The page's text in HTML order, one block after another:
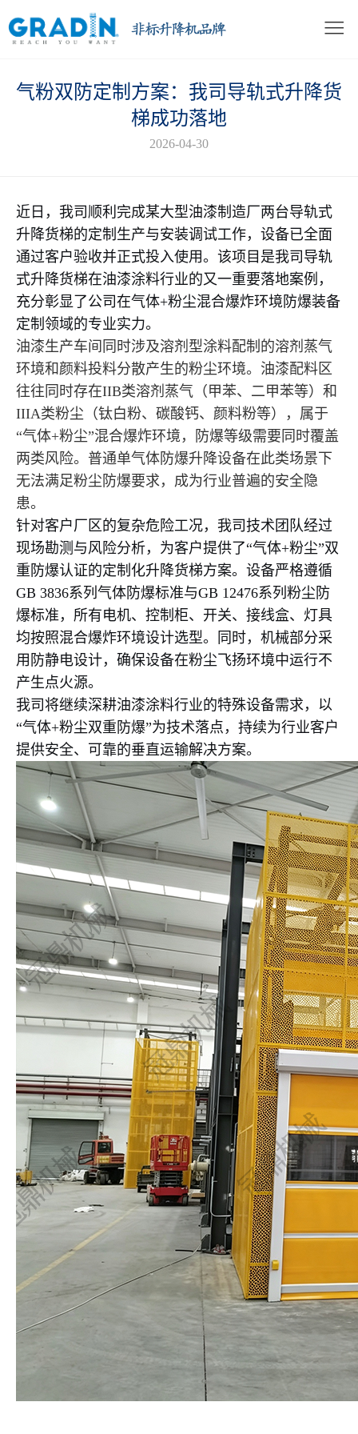
气粉双防定制方案：我司导轨式升降货
梯成功落地
2026-04-30
近日，我司顺利完成某大型油漆制造厂两台导轨式
升降货梯的定制生产与安装调试工作，设备已全面
通过客户验收并正式投入使用。该项目是我司导轨
式升降货梯在油漆涂料行业的又一重要落地案例，
充分彰显了公司在气体+粉尘混合爆炸环境防爆装备
定制领域的专业实力。
油漆生产车间同时涉及溶剂型涂料配制的溶剂蒸气
环境和颜料投料分散产生的粉尘环境。油漆配料区
往往同时存在IIB类溶剂蒸气（甲苯、二甲苯等）和
IIIA类粉尘（钛白粉、碳酸钙、颜料粉等），属于
“气体+粉尘”混合爆炸环境，防爆等级需要同时覆盖
两类风险。普通单气体防爆升降设备在此类场景下
无法满足粉尘防爆要求，成为行业普遍的安全隐
患。
针对客户厂区的复杂危险工况，我司技术团队经过
现场勘测与风险分析，为客户提供了“气体+粉尘”双
重防爆认证的定制化升降货梯方案。设备严格遵循
GB 3836系列气体防爆标准与GB 12476系列粉尘防
爆标准，所有电机、控制柜、开关、接线盒、灯具
均按照混合爆炸环境设计选型。同时，机械部分采
用防静电设计，确保设备在粉尘飞扬环境中运行不
产生点火源。
我司将继续深耕油漆涂料行业的特殊设备需求，以
“气体+粉尘双重防爆”为技术落点，持续为行业客户
提供安全、可靠的垂直运输解决方案。